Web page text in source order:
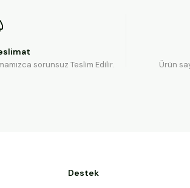
sorunsuz Teslim Edilir. Ürün
Destek